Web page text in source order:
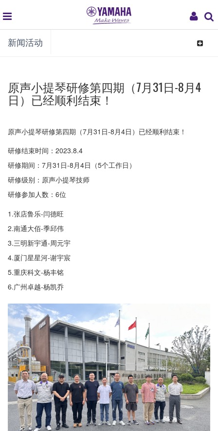
My
global
navigation
新闻活动
Toggle
原声小提琴研修第四期（7月31日-8月4
日）已经顺利结束！
原声小提琴研修第四期（7月31日-8月4日）已经顺利结束！
研修结束时间：2023.8.4
研修期间：7月31日-8月4日（5个工作日）
研修级别：原声小提琴技师
研修参加人数：6位
1.张店鲁乐-闫德旺
2.南通大佰-季邱伟
3.三明新宇通-周元宇
4.厦门星星河-谢宇宸
5.重庆科文-杨丰铭
6.广州卓越-杨凯乔